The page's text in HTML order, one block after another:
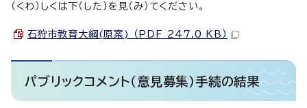
（くわ）しくは下（した）を見（み）てください。
石狩市教育大綱(原案) （PDF 247.0 KB）
パブリックコメント（意見募集）手続の結果